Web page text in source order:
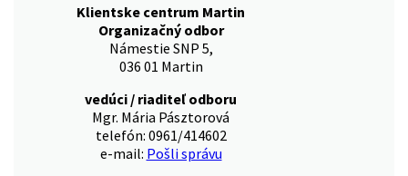
Klientske centrum Martin
Organizačný odbor
Námestie SNP 5,
036 01 Martin
vedúci / riaditeľ odboru
Mgr. Mária Pásztorová
telefón: 0961/414602
e-mail: Pošli správu